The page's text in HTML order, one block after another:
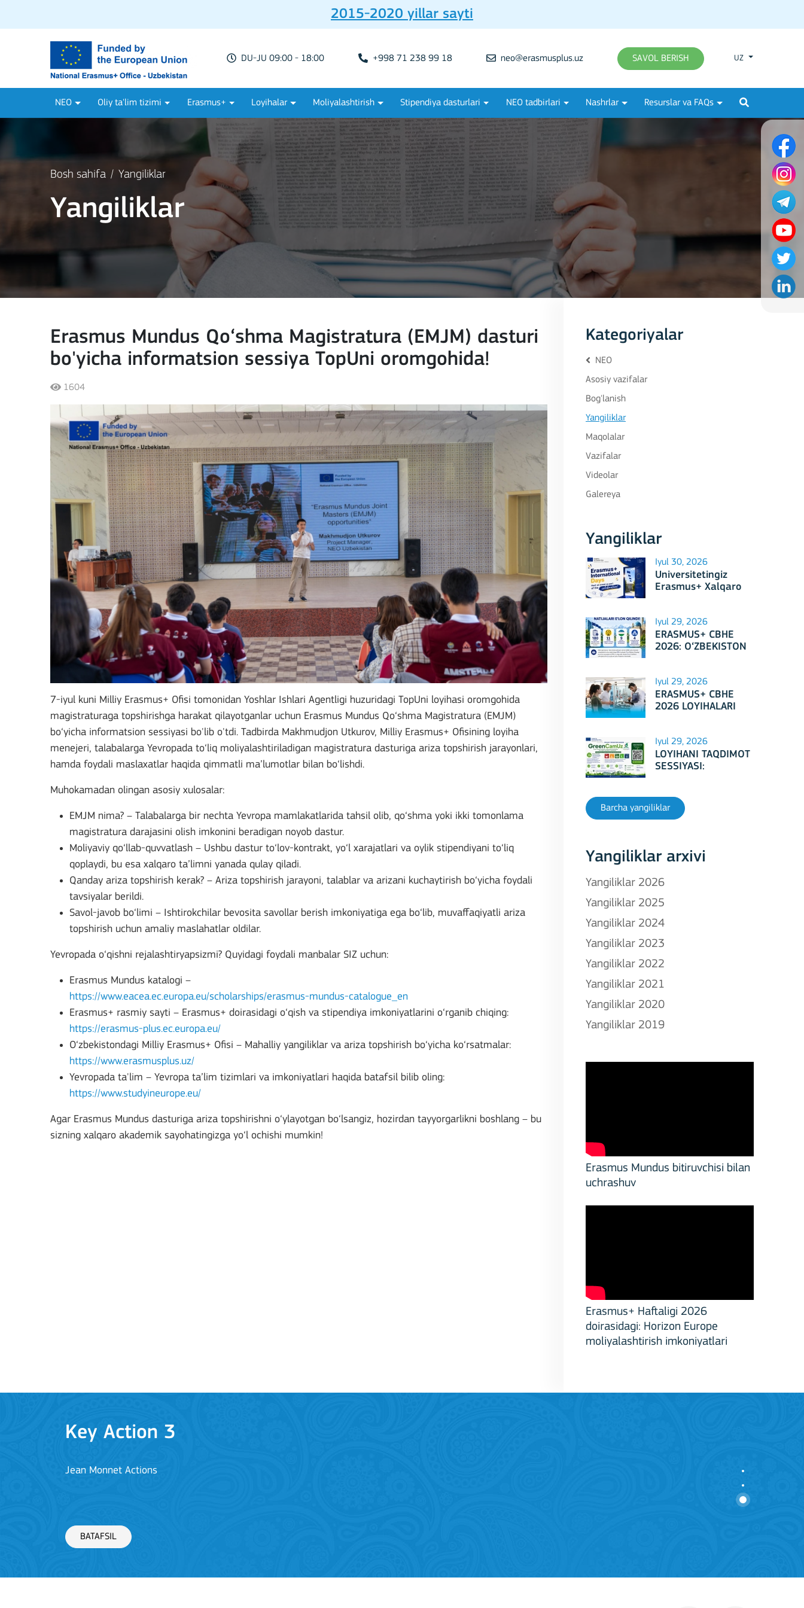
2015-2020 yillar sayti
DU-JU 09:00 - 18:00 +998 71 238 99 18 neo@erasmusplus.uz SAVOL BERISH UZ
NEO Oliy ta'lim tizimi Erasmus+ Loyihalar Moliyalashtirish Stipendiya dasturlari NEO tadbirlari Nashrlar Resurslar va FAQs
Bosh sahifa Yangiliklar
Yangiliklar
Erasmus Mundus Qo‘shma Magistratura (EMJM) dasturi
bo'yicha informatsion sessiya TopUni oromgohida!
1604
7-iyul kuni Milliy Erasmus+ Ofisi tomonidan Yoshlar Ishlari Agentligi huzuridagi TopUni loyihasi oromgohida
magistraturaga topshirishga harakat qilayotganlar uchun Erasmus Mundus Qo‘shma Magistratura (EMJM)
bo‘yicha informatsion sessiyasi bo'lib o'tdi. Tadbirda Makhmudjon Utkurov, Milliy Erasmus+ Ofisining loyiha
menejeri, talabalarga Yevropada to‘liq moliyalashtiriladigan magistratura dasturiga ariza topshirish jarayonlari,
hamda foydali maslaxatlar haqida qimmatli ma’lumotlar bilan bo‘lishdi.
Muhokamadan olingan asosiy xulosalar:
EMJM nima? – Talabalarga bir nechta Yevropa mamlakatlarida tahsil olib, qo‘shma yoki ikki tomonlama
magistratura darajasini olish imkonini beradigan noyob dastur.
Moliyaviy qo‘llab-quvvatlash – Ushbu dastur to‘lov-kontrakt, yo‘l xarajatlari va oylik stipendiyani to‘liq
qoplaydi, bu esa xalqaro ta’limni yanada qulay qiladi.
Qanday ariza topshirish kerak? – Ariza topshirish jarayoni, talablar va arizani kuchaytirish bo‘yicha foydali
tavsiyalar berildi.
Savol-javob bo‘limi – Ishtirokchilar bevosita savollar berish imkoniyatiga ega bo‘lib, muvaffaqiyatli ariza
topshirish uchun amaliy maslahatlar oldilar.
Yevropada o‘qishni rejalashtiryapsizmi? Quyidagi foydali manbalar SIZ uchun:
Erasmus Mundus katalogi –
https://www.eacea.ec.europa.eu/scholarships/erasmus-mundus-catalogue_en
Erasmus+ rasmiy sayti – Erasmus+ doirasidagi o‘qish va stipendiya imkoniyatlarini o‘rganib chiqing:
https://erasmus-plus.ec.europa.eu/
O‘zbekistondagi Milliy Erasmus+ Ofisi – Mahalliy yangiliklar va ariza topshirish bo‘yicha ko‘rsatmalar:
https://www.erasmusplus.uz/
Yevropada ta'lim – Yevropa ta’lim tizimlari va imkoniyatlari haqida batafsil bilib oling:
https://www.studyineurope.eu/
Agar Erasmus Mundus dasturiga ariza topshirishni o‘ylayotgan bo‘lsangiz, hozirdan tayyorgarlikni boshlang – bu
sizning xalqaro akademik sayohatingizga yo‘l ochishi mumkin!
Kategoriyalar
NEO
Asosiy vazifalar
Bog'lanish
Yangiliklar
Maqolalar
Vazifalar
Videolar
Galereya
Yangiliklar
Iyul 30, 2026
Universitetingiz
Erasmus+ Xalqaro
mezbonlik qilishga
tayyormi?
Iyul 29, 2026
ERASMUS+ CBHE
2026: O‘ZBEKISTON
Iyul 29, 2026
ERASMUS+ CBHE
2026 LOYIHALARI
Iyul 29, 2026
LOYIHANI TAQDIMOT
SESSIYASI:
Barcha yangiliklar
Yangiliklar arxivi
Yangiliklar 2026
Yangiliklar 2025
Yangiliklar 2024
Yangiliklar 2023
Yangiliklar 2022
Yangiliklar 2021
Yangiliklar 2020
Yangiliklar 2019
Erasmus Mundus bitiruvchisi bilan
uchrashuv
Erasmus+ Haftaligi 2026
doirasidagi: Horizon Europe
moliyalashtirish imkoniyatlari
Key Action 3
Jean Monnet Actions
BATAFSIL
Key Action 1: Learning Mobility of Individuals
Key Action 3
Jean Monnet Actions
BATAFSIL